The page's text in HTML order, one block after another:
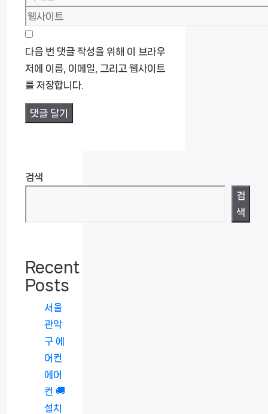
메
일
웹
사
이
트
다음 번 댓글 작성을 위해 이 브라우
저에 이름, 이메일, 그리고 웹사이트
를 저장합니다.
검색
검
색
Recent
Posts
서울
관악
구 에
어컨
에어
컨 🚚
설치